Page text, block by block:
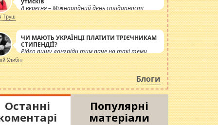
8 вересня – Міжнародний день солідарності
журналістів.
Труш
ЧИ МАЮТЬ УКРАЇНЦІ ПЛАТИТИ ТРІЄЧНИКАМ
СТИПЕНДІЇ?
Рідко пишу лонгріди тим паче на такі теми,
але вже просто дістало! Обурюють сьогоднішні
інсенуації навколо стипендіального питання.
Штучно роздувається ще одна соціальна
катастрофа.
Улибін
Блоги
Останні
Популярні
матеріали